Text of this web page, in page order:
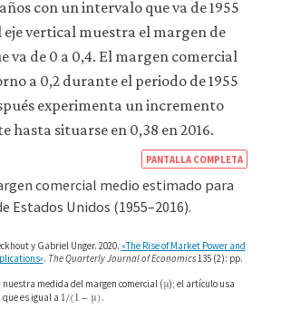
PANTALLA COMPLETA
comercial medio estimado para
Estados Unidos (1955–2016).
y Gabriel Unger. 2020. «The Rise of Market Power and
. The Quarterly Journal of Economics135 (2): pp.
medida del margen comercial (μ); el artículo usa
es igual a1/(1−μ)
1/ (1−μ) .